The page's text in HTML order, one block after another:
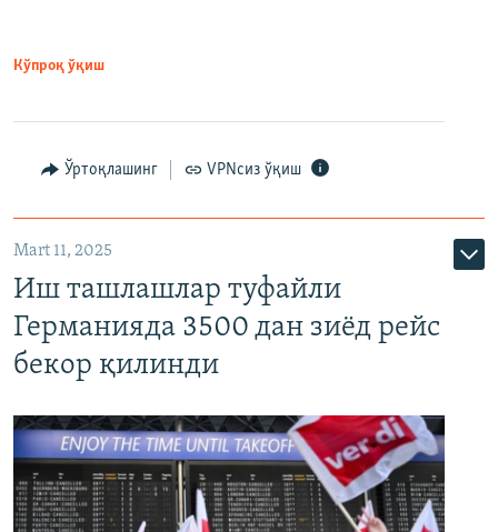
Кўпроқ ўқиш
Ўртоқлашинг VPNсиз ўқиш
Mart 11, 2025
Иш ташлашлар туфайли
Германияда 3500 дан зиёд рейс
бекор қилинди